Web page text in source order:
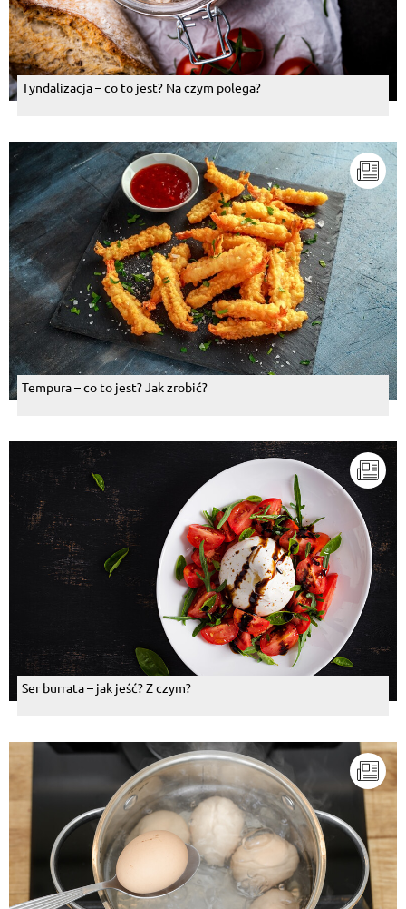
Tyndalizacja – co to jest? Na czym polega?
Tempura – co to jest? Jak zrobić?
Ser burrata – jak jeść? Z czym?